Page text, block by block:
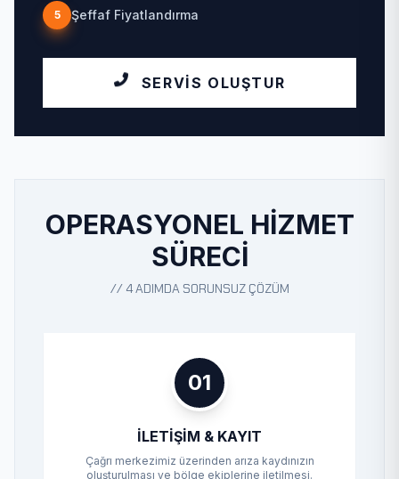
5 Şeffaf Fiyatlandırma
SERVIS OLUŞTUR
OPERASYONEL HIZMET
SÜRECI
// 4 ADIMDA SORUNSUZ ÇÖZÜM
01
İLETIŞIM & KAYIT
Çağrı merkezimiz üzerinden arıza kaydınızın
oluşturulması ve bölge ekiplerine iletilmesi.